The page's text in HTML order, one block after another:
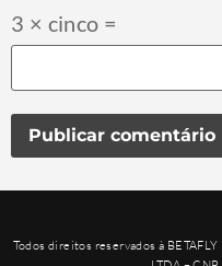
3 × cinco =
Todos direitos reservados à